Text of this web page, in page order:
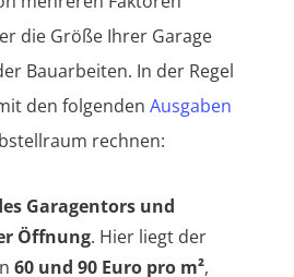
die Größe Ihrer Garage
Bauarbeiten. In der Regel
den folgenden Ausgaben
rechnen:
Garagentors und
Öffnung. Hier liegt der
60 und 90 Euro pro m²,